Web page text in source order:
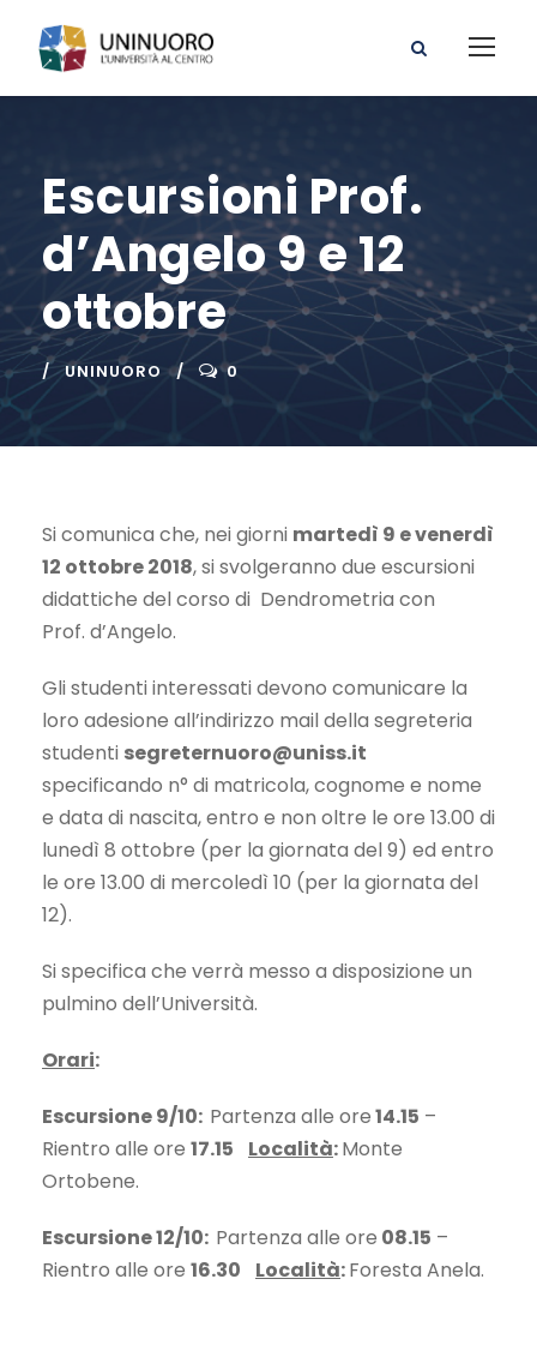
Escursioni Prof.
d’Angelo 9 e 12
ottobre
UNINUORO 0
Si comunica che, nei giorni martedì 9 e venerdì
12 ottobre 2018, si svolgeranno due escursioni
didattiche del corso di Dendrometria con
Prof. d’Angelo.
Gli studenti interessati devono comunicare la
loro adesione all’indirizzo mail della segreteria
studenti segreternuoro@uniss.it
specificando n° di matricola, cognome e nome
e data di nascita, entro e non oltre le ore 13.00 di
lunedì 8 ottobre (per la giornata del 9) ed entro
le ore 13.00 di mercoledì 10 (per la giornata del
12).
Si specifica che verrà messo a disposizione un
pulmino dell’Università.
Orari:
Escursione 9/10: Partenza alle ore14.15 –
Rientro alle ore 17.15 Località:Monte
Ortobene.
Escursione 12/10: Partenza alle ore 08.15 –
Rientro alle ore 16.30 Località:Foresta Anela.